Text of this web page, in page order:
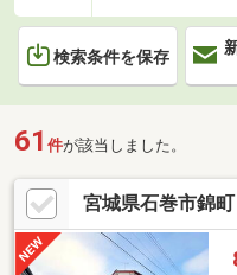
検索条件を保存
61 件が該当しました。
宮城県石巻市錦